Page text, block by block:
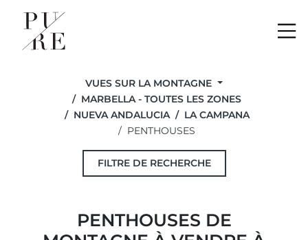
VUES SUR LA MONTAGNE
MARBELLA - TOUTES LES ZONES
NUEVA ANDALUCIA
LA CAMPANA
PENTHOUSES
FILTRE DE RECHERCHE
PENTHOUSES DE